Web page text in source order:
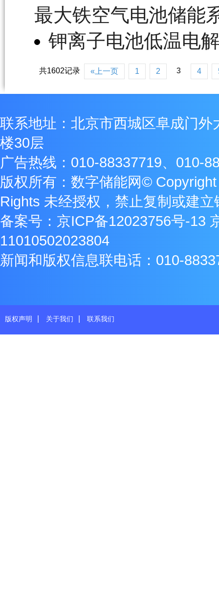
最大铁空气电池储能
钾离子电池低温电
共1602记录 «上一页 1 2 3 4
联系地址：北京市西城区阜成门外
楼30层
广告热线：010-88337719、010-
版权所有：数字储能网©
Rights 未经授权，禁止复制或建立
备案号： 京ICP备12023756号-13
11010502023804
新闻和版权信息联电话：010-
版权声明 关于我们 联系我们